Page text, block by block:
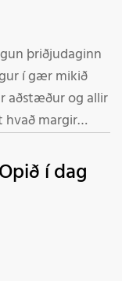
þriðjudaginn
í gær mikið
aðstæður og allir
margir
Opið í dag